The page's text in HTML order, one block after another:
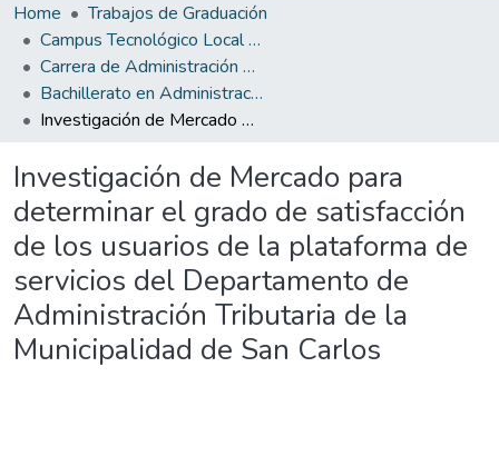
Home
Trabajos de Graduación
Campus Tecnológico Local San Carlos
Carrera de Administración de Empresas
Bachillerato en Administración de Empresas
Investigación de Mercado para determinar el grado de satisfacción de los usuarios de la plataforma de servicios del Departamento de Administración Tributaria de la Municipalidad de San Carlos
Investigación de Mercado para
determinar el grado de satisfacción
de los usuarios de la plataforma de
servicios del Departamento de
Administración Tributaria de la
Municipalidad de San Carlos